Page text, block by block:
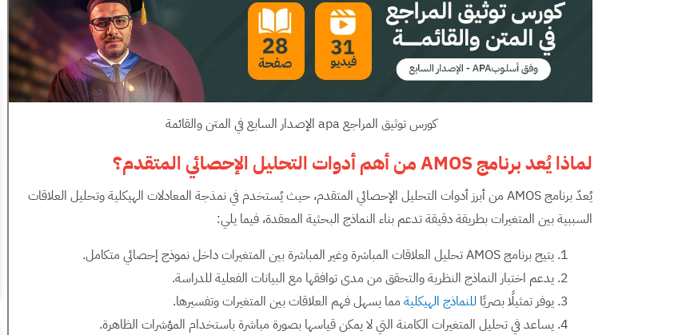
كورس توثيق المراجع apa الإصدار السابع في المتن والقائمة
لماذا يُعد برنامج من أهم أدوات التحليل الإحصائي المتقدم؟
يُعدّ برنامج AMOS من أبرز أدوات التحليل الإحصائي المتقدم، حيث يُستخدم في نمذجة المعادلات الهيكلية وتحليل العلاقات
السببية بين المتغيرات بطريقة دقيقة تدعم بناء النماذج البحثية المعقدة، فيما يلي:
يتيح برنامج AMOS تحليل العلاقات المباشرة وغير المباشرة بين المتغيرات داخل نموذج إحصائي متكامل.
يدعم اختبار النماذج النظرية والتحقق من مدى توافقها مع البيانات الفعلية للدراسة.
يوفر تمثيلًا بصريًا للنماذج الهيكلية مما يسهل فهم العلاقات بين المتغيرات وتفسيرها.
يساعد في تحليل المتغيرات الكامنة التي لا يمكن قياسها بصورة مباشرة باستخدام المؤشرات الظاهرة.